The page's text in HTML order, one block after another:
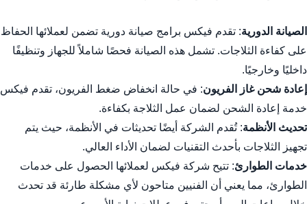
الصيانة الدورية: تقدم فيكس برامج صيانة دورية تضمن لعملائها الحفاظ
على كفاءة الثلاجات. تشمل هذه الصيانة فحصًا شاملاً للجهاز وتنظيفًا
داخليًا وخارجيًا.
إعادة شحن غاز الفريون: في حالة انخفاض ضغط الفريون، تقدم فيكس
خدمة إعادة الشحن لضمان عمل الثلاجة بكفاءة.
تحديث الأنظمة: تُقدم الشركة أيضًا تحديثات في الأنظمة، حيث يتم
تجهيز الثلاجات بأحدث التقنيات لضمان الأداء العالي.
خدمات الطوارئ: تتيح شركة فيكس لعملائها الحصول على خدمات
الطوارئ، مما يعني أن الفنيين متاحون لأي مشكلة طارئة قد تحدث